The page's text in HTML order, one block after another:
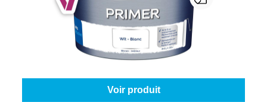
Levis Primer
Contenu:8 l + 25% Gratis (10 l)
Voir produit